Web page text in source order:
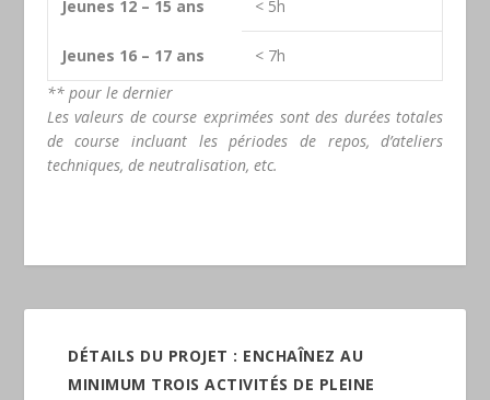
Jeunes 12 – 15 ans < 5h
Jeunes 16 – 17 ans
< 7h
** pour le dernier
Les valeurs de course exprimées sont des durées totales
de course incluant les périodes de repos, d’ateliers
techniques, de neutralisation, etc.
DÉTAILS DU PROJET : ENCHAÎNEZ AU
MINIMUM TROIS ACTIVITÉS DE PLEINE